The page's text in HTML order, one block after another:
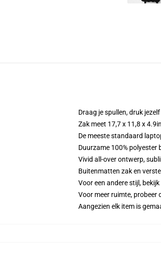
Draag je spullen, druk
Zak meet 17,7 x 11,8 x
De meeste standaard
Duurzame 100% polyester
Vivid all-over ontwerp,
Buitenmatten zak en
Voor een andere stijl,
Voor meer ruimte, probeer
Aangezien elk item is